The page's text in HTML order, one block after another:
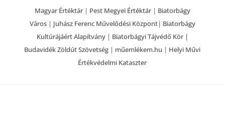
Magyar Értéktár| Pest Megyei Értéktár| Biatorbágy
Város| Juhász Ferenc Művelődési Központ| Biatorbágy
Kultúrájáért Alapítvány| Biatorbágyi Tájvédő Kör |
Budavidék Zöldút Szövetség | műemlékem.hu | Helyi Művi
Értékvédelmi Kataszter